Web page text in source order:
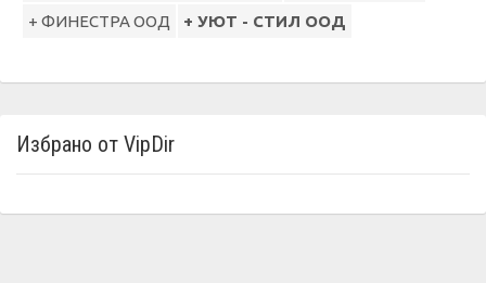
+ ФИНЕСТРА ООД
+ УЮТ - СТИЛ ООД
Избрано от VipDir